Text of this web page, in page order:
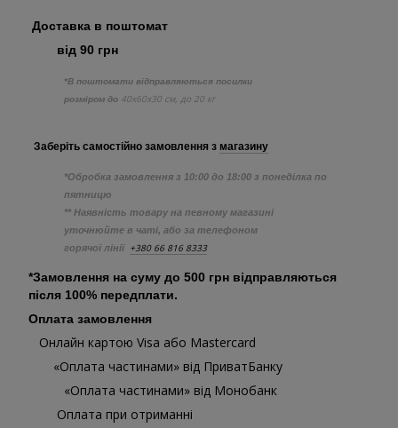
Доставка в поштомат
від 90 грн
*В поштомати відправляються посилки
розміром до 40х60х30 см, до 20 кг
Заберіть самостійно замовлення з магазину
*Обробка замовлення з 10:00 до 18:00 з понеділка по
пятницю
** Наявність товару на певному магазині
уточнюйте в чаті, або за телефоном
горячої лінії +380 66 816 8333
*Замовлення на суму до 500 грн відправляються
після 100% передплати.
Оплата замовлення
Онлайн картою Visa або Mastercard
«Оплата частинами» від ПриватБанку
«Оплата частинами» від Монобанк
Оплата при отриманні